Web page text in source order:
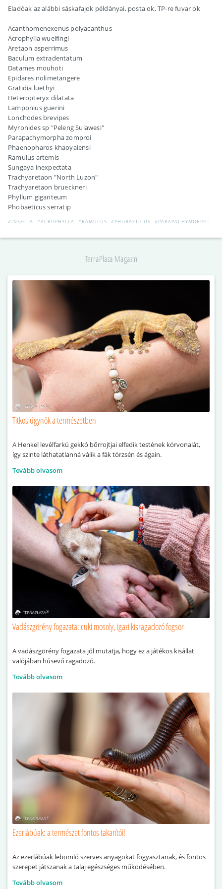
Eladóak az alábbi sáskafajok példányai, posta ok, TP-re fuvar ok
Acanthomenexenus polyacanthus
Acrophylla wuelfingi
Aretaon asperrimus
Baculum extradentatum
Datames mouhoti
Epidares nolimetangere
Gratidia luethyi
Heteropteryx dilatata
Lamponius guerini
Lonchodes brevipes
Myronides sp "Peleng Sulawesi"
Parapachymorpha zomproi
Phaenopharos khaoyaiensi
Ramulus artemis
Sungaya inexpectata
Trachyaretaon "North Luzon"
Trachyaretaon brueckneri
Phyllum giganteum
Phobaeticus serratip
#INSECTA #ACROPHYLLA #RAMULUS #PHOBAETICUS #PARAPACHYMORPHA
TerraPlaza Magazin
Titkos ügynök a természetben
A Henkel levélfarkú gekkó bőrrojtjai elfedik testének körvonalát,
így szinte láthatatlanná válik a fák törzsén és ágain.
Tovább olvasom
Vadászgörény fogazata: cuki mosoly, igazi kisragadozó fogsor
A vadászgörény fogazata jól mutatja, hogy ez a játékos kisállat
valójában húsevő ragadozó.
Tovább olvasom
Ezerlábúak: a természet fontos takarítói!
Az ezerlábúak lebomló szerves anyagokat fogyasztanak, és fontos
szerepet játszanak a talaj egészséges működésében.
Tovább olvasom